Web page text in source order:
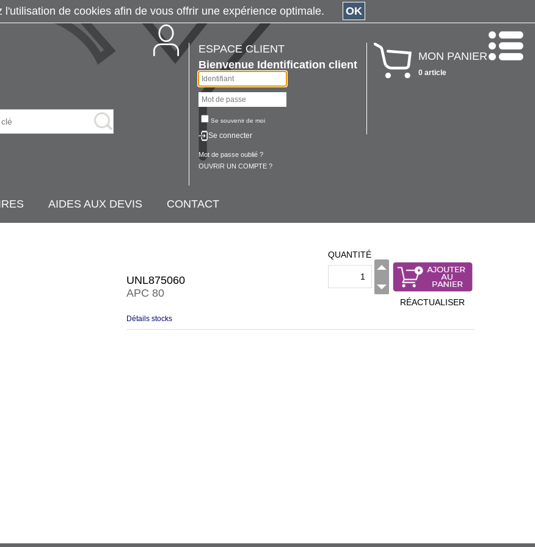
ESPACE CLIENT
Bienvenue Identification client
Se souvenir de moi
Se connecter
Mot de passe oublié ?
OUVRIR UN COMPTE ?
MON PANIER
0 article
AIDES AUX DEVIS CONTACT
UNL875060
APC 80
QUANTITÉ
RÉACTUALISER
Détails stocks
l'utilisation de cookies afin de vous offrir une expérience optimale. OK